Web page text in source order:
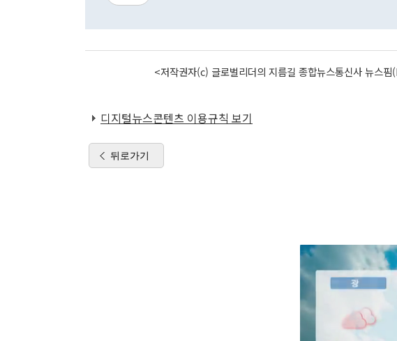
<저작권자(c) 글로벌리더의 지름길 종합뉴스통신사 뉴스
디지털뉴스콘텐츠 이용규칙 보기
뒤로가기